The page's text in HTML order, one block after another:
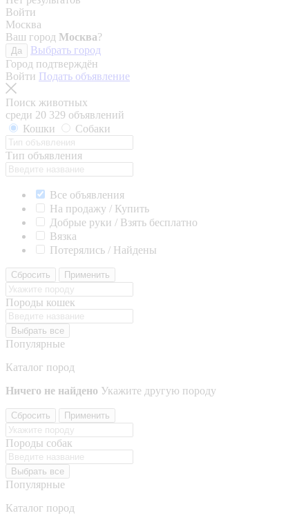
Войти
Москва
Ваш город Москва?
Да
Выбрать город
Город подтверждён
Войти Подать объявление
Поиск животных
среди 20 329 объявлений
Кошки
Собаки
Тип объявления
Все объявления
На продажу / Купить
Добрые руки / Взять бесплатно
Вязка
Потерялись / Найдены
Сбросить Применить
Породы кошек
Выбрать все
Популярные
Каталог пород
Ничего не найдено Укажите другую породу
Сбросить Применить
Породы собак
Выбрать все
Популярные
Каталог пород